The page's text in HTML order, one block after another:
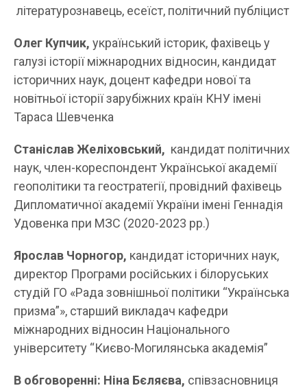
літературознавець, есеїст, політичний публіцист
Олег Купчик, український історик, фахівець у
галузі історії міжнародних відносин, кандидат
історичних наук, доцент кафедри нової та
новітньої історії зарубіжних країн КНУ імені
Тараса Шевченка
Станіслав Желіховський, кандидат політичних
наук, член-кореспондент Української академії
геополітики та геостратегії, провідний фахівець
Дипломатичної академії України імені Геннадія
Удовенка при МЗС (2020-2023 рр.)
Ярослав Чорногор, кандидат історичних наук,
директор Програми російських і білоруських
студій ГО «Рада зовнішньої політики “Українська
призма”», старший викладач кафедри
міжнародних відносин Національного
університету “Києво-Могилянська академія”
В обговоренні: Ніна Бєляєва, співзасновниця